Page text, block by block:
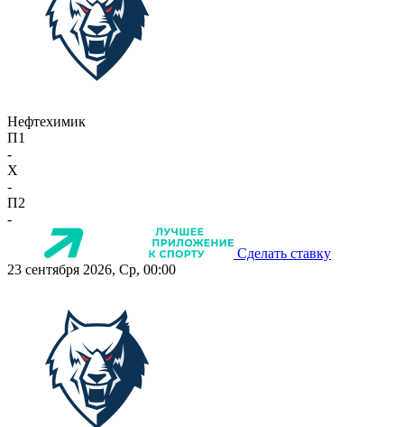
Нефтехимик
П1
-
X
-
П2
-
Сделать ставку
23 сентября 2026, Ср, 00:00